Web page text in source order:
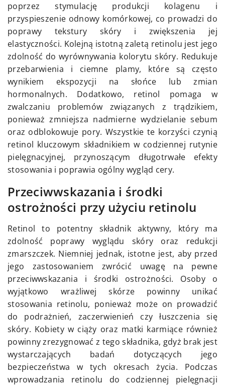
poprzez stymulację produkcji kolagenu i
przyspieszenie odnowy komórkowej, co prowadzi do
poprawy tekstury skóry i zwiększenia jej
elastyczności. Kolejną istotną zaletą retinolu jest jego
zdolność do wyrównywania kolorytu skóry. Redukuje
przebarwienia i ciemne plamy, które są często
wynikiem ekspozycji na słońce lub zmian
hormonalnych. Dodatkowo, retinol pomaga w
zwalczaniu problemów związanych z trądzikiem,
ponieważ zmniejsza nadmierne wydzielanie sebum
oraz odblokowuje pory. Wszystkie te korzyści czynią
retinol kluczowym składnikiem w codziennej rutynie
pielęgnacyjnej, przynoszącym długotrwałe efekty
stosowania i poprawia ogólny wygląd cery.
Przeciwwskazania i środki
ostrożności przy użyciu retinolu
Retinol to potentny składnik aktywny, który ma
zdolność poprawy wyglądu skóry oraz redukcji
zmarszczek. Niemniej jednak, istotne jest, aby przed
jego zastosowaniem zwrócić uwagę na pewne
przeciwwskazania i środki ostrożności. Osoby o
wyjątkowo wrażliwej skórze powinny unikać
stosowania retinolu, ponieważ może on prowadzić
do podrażnień, zaczerwienień czy łuszczenia się
skóry. Kobiety w ciąży oraz matki karmiące również
powinny zrezygnować z tego składnika, gdyż brak jest
wystarczających badań dotyczących jego
bezpieczeństwa w tych okresach życia. Podczas
wprowadzania retinolu do codziennej pielęgnacji